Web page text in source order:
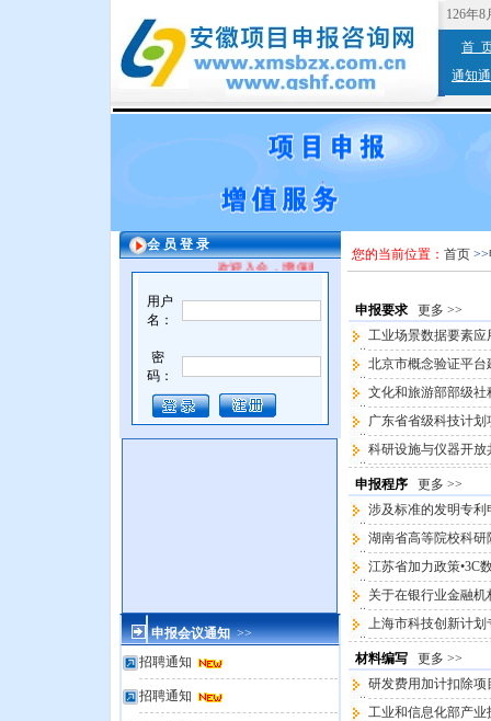
126年8
首
通知
会 员 登 录
欢迎入会，增值服务。
用户
名：
密
码：
申报会议通知>>
招聘通知
招聘通知
您的当前位置： 首页 >>
申报要求
更多 >>
工业场景数据要素
北京市概念验证平
文化和旅游部部级
广东省省级科技计
科研设施与仪器开
申报程序
更多 >>
涉及标准的发明专
湖南省高等院校科
江苏省加力政策•3C
关于在银行业金融
上海市科技创新计
材料编写
更多 >>
研发费用加计扣除
工业和信息化部产